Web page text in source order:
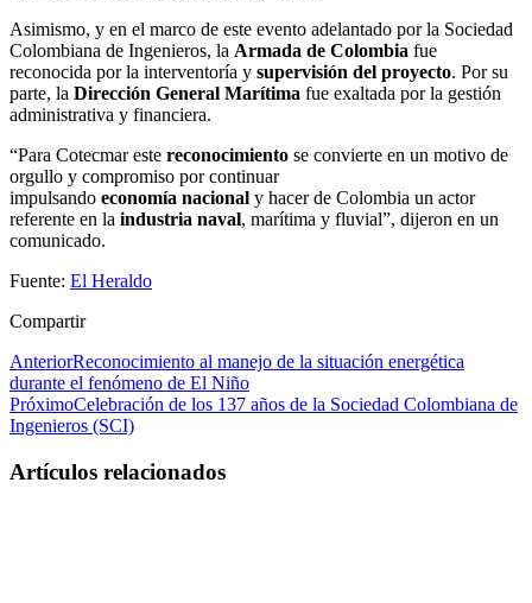
Asimismo, y en el marco de este evento adelantado por la Sociedad
Colombiana de Ingenieros, la Armada de Colombia fue
reconocida por la interventoría y supervisión del proyecto. Por su
parte, la Dirección General Marítima fue exaltada por la gestión
administrativa y financiera.
“Para Cotecmar este reconocimiento se convierte en un motivo de
orgullo y compromiso por continuar
impulsando economía nacional y hacer de Colombia un actor
referente en la industria naval, marítima y fluvial”, dijeron en un
comunicado.
Fuente: El Heraldo
Compartir
AnteriorReconocimiento al manejo de la situación energética
durante el fenómeno de El Niño
PróximoCelebración de los 137 años de la Sociedad Colombiana de
Ingenieros (SCI)
Artículos relacionados